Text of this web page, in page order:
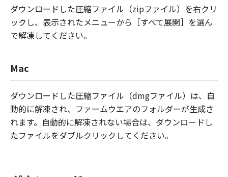
ダウンロードした圧縮ファイル（zipファイル）を右クリ
ックし、表示されたメニューから［すべて展開］を選ん
で解凍してください。
Mac
ダウンロードした圧縮ファイル（dmgファイル）は、自
動的に解凍され、ファームウエアのフォルダーが生成さ
れます。自動的に解凍されない場合は、ダウンロードし
たファイルをダブルクリックしてください。